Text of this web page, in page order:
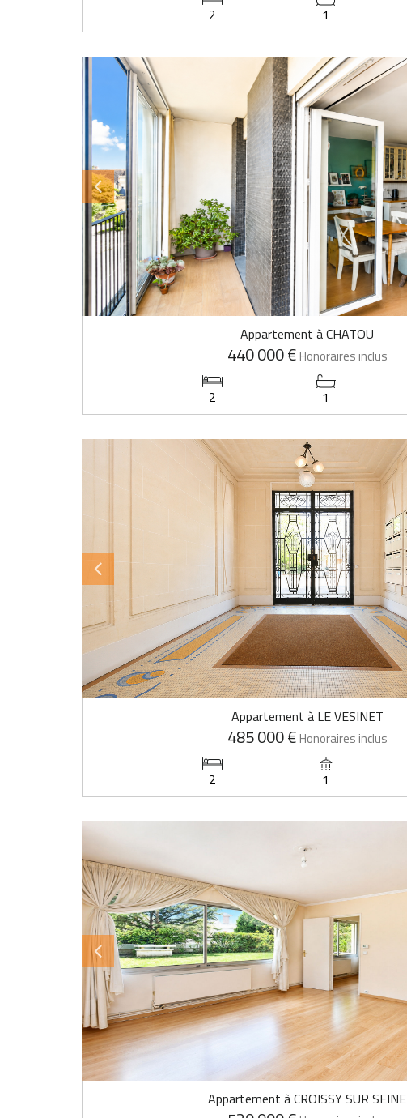
2 1
Appartement à CHATOU
440 000 €Honoraires inclus
2 1
Appartement à LE VESINET
485 000 €Honoraires inclus
2 1
Appartement à CROISSY SUR SEINE